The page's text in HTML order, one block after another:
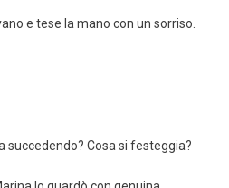
e tese la mano con un sorriso.
succedendo? Cosa si festeggia?